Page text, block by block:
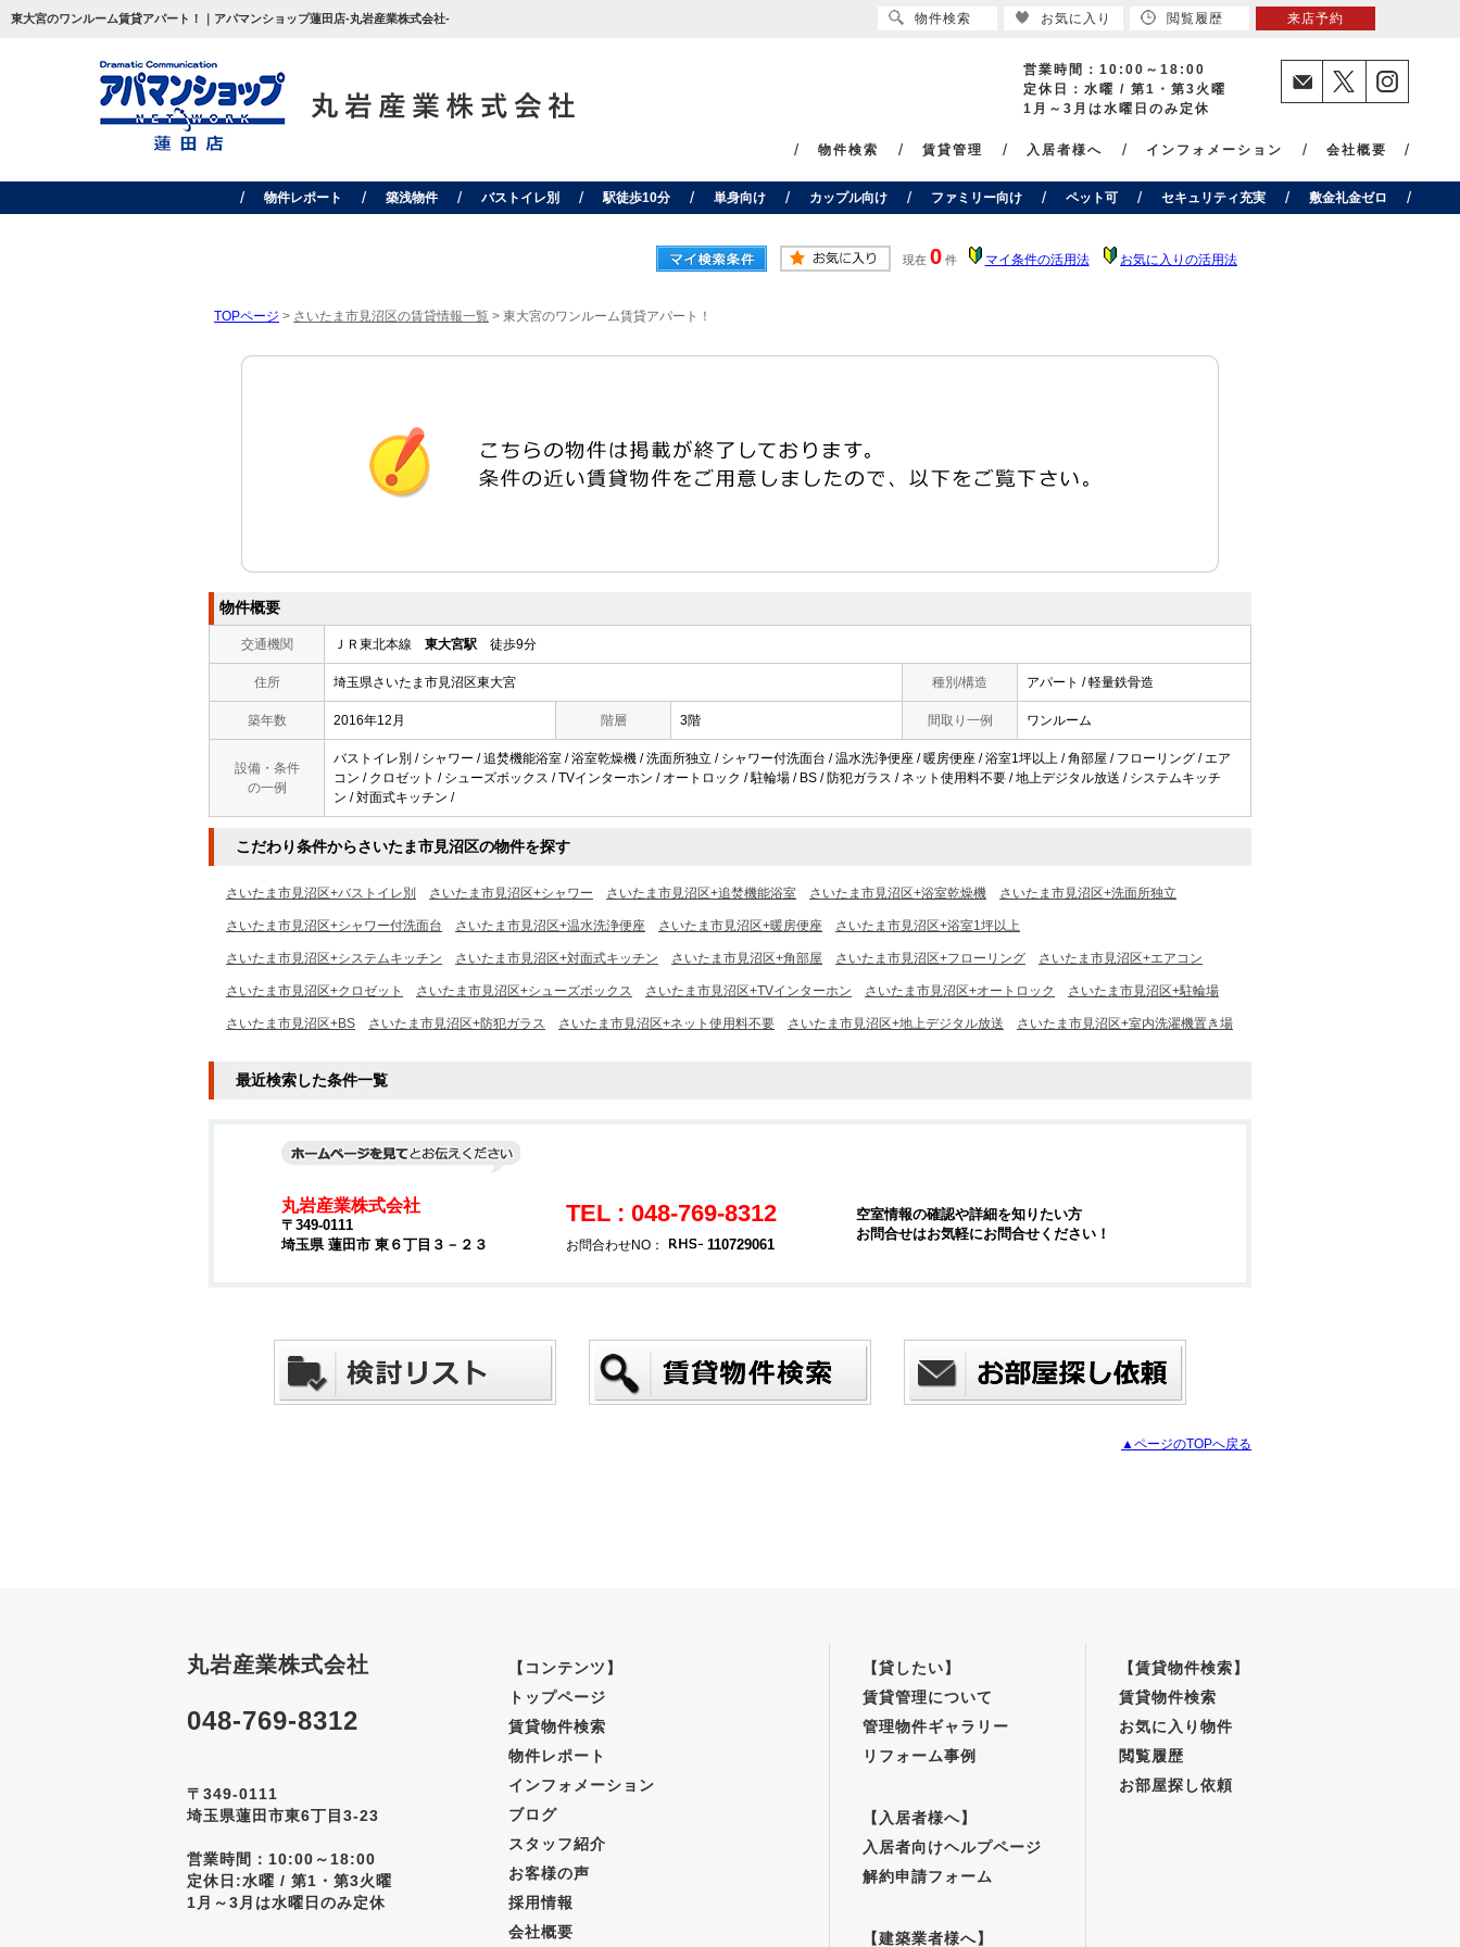
東大宮のワンルーム賃貸アパート！｜アパマンショップ蓮田店-丸岩産業株式会社-
営業時間：10:00～18:00
定休日：水曜 / 第1・第3火曜
1月～3月は水曜日のみ定休
物件検索 賃貸管理 入居者様へ インフォメーション 会社概要
物件レポート 築浅物件 バストイレ別 駅徒歩10分 単身向け カップル向け ファミリー向け ペット可 セキュリティ充実 敷金礼金ゼロ
現在 0 件 マイ条件の活用法 お気に入りの活用法
TOPページ > さいたま市見沼区の賃貸情報一覧 > 東大宮のワンルーム賃貸アパート！
物件概要
交通機関 ＪＲ東北本線 東大宮駅 徒歩9分
住所 埼玉県さいたま市見沼区東大宮 種別/構造 アパート / 軽量鉄骨造
築年数 2016年12月 階層 3階 間取り一例 ワンルーム
設備・条件
の一例
バストイレ別 / シャワー / 追焚機能浴室 / 浴室乾燥機 / 洗面所独立 / シャワー付洗面台 / 温水洗浄便座 / 暖房便座 / 浴室1坪以上 / 角部屋 / フローリング / エア
コン / クロゼット / シューズボックス / TVインターホン / オートロック / 駐輪場 / BS / 防犯ガラス / ネット使用料不要 / 地上デジタル放送 / システムキッチ
ン / 対面式キッチン /
こだわり条件からさいたま市見沼区の物件を探す
さいたま市見沼区+バストイレ別 さいたま市見沼区+シャワー さいたま市見沼区+追焚機能浴室 さいたま市見沼区+浴室乾燥機 さいたま市見沼区+洗面所独立
さいたま市見沼区+シャワー付洗面台 さいたま市見沼区+温水洗浄便座 さいたま市見沼区+暖房便座 さいたま市見沼区+浴室1坪以上
さいたま市見沼区+システムキッチン さいたま市見沼区+対面式キッチン さいたま市見沼区+角部屋 さいたま市見沼区+フローリング さいたま市見沼区+エアコン
さいたま市見沼区+クロゼット さいたま市見沼区+シューズボックス さいたま市見沼区+TVインターホン さいたま市見沼区+オートロック さいたま市見沼区+駐輪場
さいたま市見沼区+BS さいたま市見沼区+防犯ガラス さいたま市見沼区+ネット使用料不要 さいたま市見沼区+地上デジタル放送 さいたま市見沼区+室内洗濯機置き場
最近検索した条件一覧
丸岩産業株式会社
〒349-0111
埼玉県 蓮田市 東６丁目３－２３
TEL : 048-769-8312
お問合わせNO： 110729061
空室情報の確認や詳細を知りたい方
お問合せはお気軽にお問合せください！
▲ページのTOPへ戻る
丸岩産業株式会社
048-769-8312
〒349-0111
埼玉県蓮田市東6丁目3-23
営業時間：10:00～18:00
定休日:水曜 / 第1・第3火曜
1月～3月は水曜日のみ定休
【コンテンツ】
トップページ
賃貸物件検索
物件レポート
インフォメーション
ブログ
スタッフ紹介
お客様の声
採用情報
会社概要
【貸したい】
賃貸管理について
管理物件ギャラリー
リフォーム事例
【入居者様へ】
入居者向けヘルプページ
解約申請フォーム
【建築業者様へ】
【賃貸物件検索】
賃貸物件検索
お気に入り物件
閲覧履歴
お部屋探し依頼
物件検索 お気に入り 閲覧履歴 来店予約